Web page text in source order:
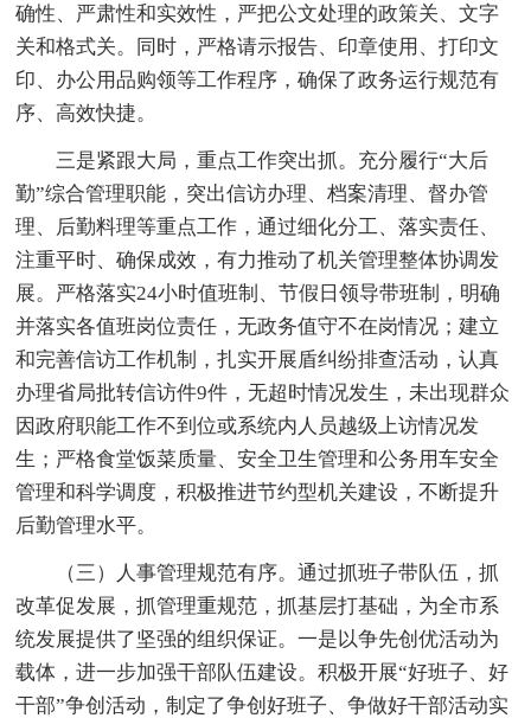
确性、严肃性和实效性，严把公文处理的政策关、文字
关和格式关。同时，严格请示报告、印章使用、打印文
印、办公用品购领等工作程序，确保了政务运行规范有
序、高效快捷。
三是紧跟大局，重点工作突出抓。充分履行“大后
勤”综合管理职能，突出信访办理、档案清理、督办管
理、后勤料理等重点工作，通过细化分工、落实责任、
注重平时、确保成效，有力推动了机关管理整体协调发
展。严格落实24小时值班制、节假日领导带班制，明确
并落实各值班岗位责任，无政务值守不在岗情况；建立
和完善信访工作机制，扎实开展盾纠纷排查活动，认真
办理省局批转信访件9件，无超时情况发生，未出现群众
因政府职能工作不到位或系统内人员越级上访情况发
生；严格食堂饭菜质量、安全卫生管理和公务用车安全
管理和科学调度，积极推进节约型机关建设，不断提升
后勤管理水平。
（三）人事管理规范有序。通过抓班子带队伍，抓
改革促发展，抓管理重规范，抓基层打基础，为全市系
统发展提供了坚强的组织保证。一是以争先创优活动为
载体，进一步加强干部队伍建设。积极开展“好班子、好
干部”争创活动，制定了争创好班子、争做好干部活动实